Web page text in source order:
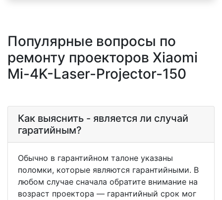
Популярные вопросы по
ремонту проекторов Xiaomi
Mi-4K-Laser-Projector-150
Как выяснить - является ли случай
гаратийным?
Обычно в гарантийном талоне указаны
поломки, которые являются гарантийными. В
любом случае сначала обратите внимание на
возраст проектора — гарантийный срок мог